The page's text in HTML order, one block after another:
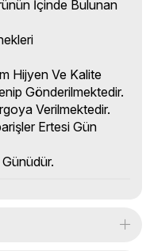
İçinde Bulunan
Hijyen Ve Kalite
Gönderilmektedir.
Verilmektedir.
Ertesi Gün